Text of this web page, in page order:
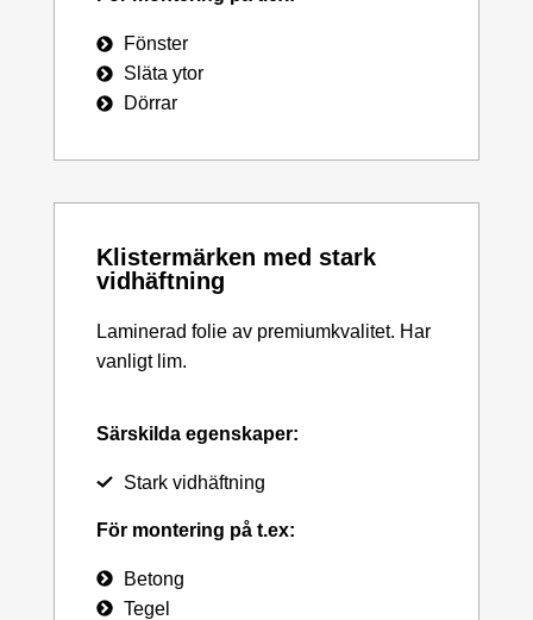
Fönster
Släta ytor
Dörrar
Klistermärken med stark
vidhäftning
Laminerad folie av premiumkvalitet. Har
vanligt lim.
Särskilda egenskaper:
Stark vidhäftning
För montering på t.ex:
Betong
Tegel